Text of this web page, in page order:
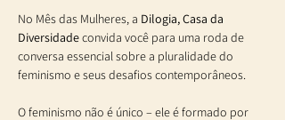
No Mês das Mulheres, a Dilogia, Casa da
Diversidade convida você para uma roda de
conversa essencial sobre a pluralidade do
feminismo e seus desafios contemporâneos.
O feminismo não é único – ele é formado por